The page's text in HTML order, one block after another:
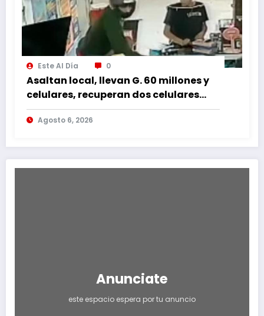
Este Al Día 0
Asaltan local, llevan G. 60 millones y
celulares, recuperan dos celulares
mediante rastreo y persecución
Agosto 6, 2026
Anunciate
este espacio espera por tu anuncio